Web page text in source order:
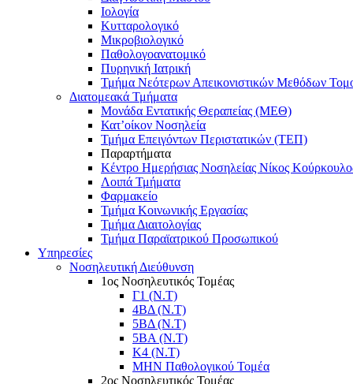
Ιολογία
Κυτταρολογικό
Μικροβιολογικό
Παθολογοανατομικό
Πυρηνική Ιατρική
Τμήμα Νεότερων Απεικονιστικών Μεθόδων
Διατομεακά Τμήματα
Μονάδα Εντατικής Θεραπείας (ΜΕΘ)
Κατ’οίκον Νοσηλεία
Τμήμα Επειγόντων Περιστατικών (ΤΕΠ)
Παραρτήματα
Κέντρο Ημερήσιας Νοσηλείας Νίκος
Λοιπά Τμήματα
Φαρμακείο
Τμήμα Κοινωνικής Εργασίας
Τμήμα Διαιτολογίας
Τμήμα Παραϊατρικού Προσωπικού
Υπηρεσίες
Νοσηλευτική Διεύθυνση
1ος Νοσηλευτικός Τομέας
Γ1 (Ν.Τ)
4ΒΔ (Ν.Τ)
5ΒΔ (Ν.Τ)
5ΒΑ (Ν.Τ)
Κ4 (Ν.Τ)
ΜΗΝ Παθολογικού Τομέα
2ος Νοσηλευτικός Τομέας